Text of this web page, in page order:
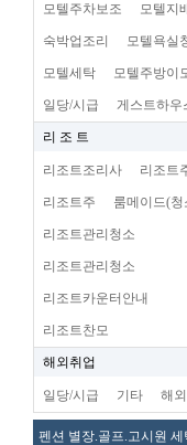
모텔주차보조 모텔지
숙박업조리 모텔욕실
모텔세탁 모텔주방이
일당/시급 게스트하우
리 조 트
리조트조리사 리조트
리조트주 룸메이드(청
리조트관리청소
리조트관리청소
리조트카운터안내
리조트찬모
해외취업
일당/시급 기타 해외
펜션 별장.골프.고시원 세